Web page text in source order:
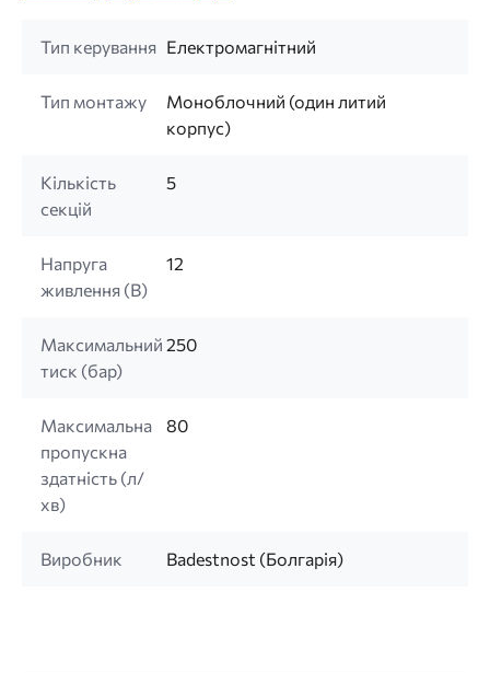
Тип керування Електромагнітний
Тип монтажу
Моноблочний (один литий
корпус)
Кількість
секцій
5
Напруга
живлення (B)
12
Максимальний
тиск (бар)
250
Максимальна
пропускна
здатність (л/
хв)
80
Виробник Badestnost (Болгарія)